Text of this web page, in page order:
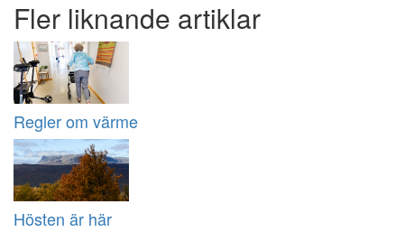
Fler liknande artiklar
Regler om värme
Hösten är här